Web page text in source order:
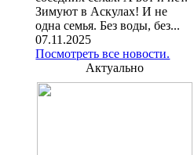
Зимуют в Аскулах! И не
одна семья. Без воды, без...
07.11.2025
Посмотреть все новости.
Актуально